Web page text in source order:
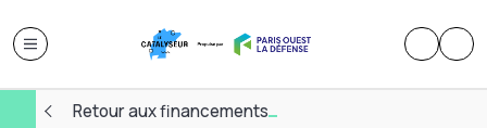
Retour aux financements